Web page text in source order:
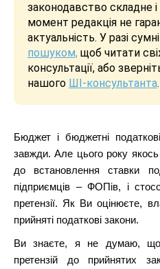
законодавство складне
момент редакція не
актуальність. У разі
пошуком, щоб читати
консультації, або
нашого ШІ-консультанта.
Бюджет і бюджетні
завжди. Але цього року якось
до встановлення ставки
підприємців – ФОПів, і
претензії. Як Ви оцінюєте,
прийняті податкові закони.
Ви знаєте, я не думаю,
претензій до прийнятих